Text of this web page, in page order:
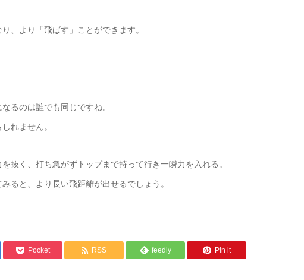
、より「飛ばす」ことができます。
るのは誰でも同じですね。
れません。
抜く、打ち急がずトップまで持って行き一瞬力を入れる。
ると、より長い飛距離が出せるでしょう。
Pocket RSS feedly Pin it